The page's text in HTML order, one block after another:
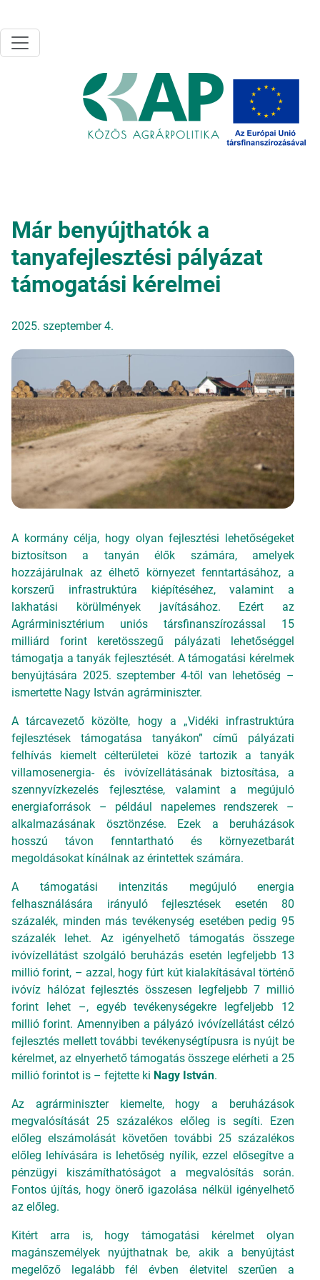
Már benyújthatók a
tanyafejlesztési pályázat
támogatási kérelmei
2025. szeptember 4.
A kormány célja, hogy olyan fejlesztési lehetőségeket
biztosítson a tanyán élők számára, amelyek
hozzájárulnak az élhető környezet fenntartásához, a
korszerű infrastruktúra kiépítéséhez, valamint a
lakhatási körülmények javításához. Ezért az
Agrárminisztérium uniós társfinanszírozással 15
milliárd forint keretösszegű pályázati lehetőséggel
támogatja a tanyák fejlesztését. A támogatási kérelmek
benyújtására 2025. szeptember 4-től van lehetőség –
ismertette Nagy István agrárminiszter.
A tárcavezető közölte, hogy a „Vidéki infrastruktúra
fejlesztések támogatása tanyákon” című pályázati
felhívás kiemelt célterületei közé tartozik a tanyák
villamosenergia- és ivóvízellátásának biztosítása, a
szennyvízkezelés fejlesztése, valamint a megújuló
energiaforrások – például napelemes rendszerek –
alkalmazásának ösztönzése. Ezek a beruházások
hosszú távon fenntartható és környezetbarát
megoldásokat kínálnak az érintettek számára.
A támogatási intenzitás megújuló energia
felhasználására irányuló fejlesztések esetén 80
százalék, minden más tevékenység esetében pedig 95
százalék lehet. Az igényelhető támogatás összege
ivóvízellátást szolgáló beruházás esetén legfeljebb 13
millió forint, – azzal, hogy fúrt kút kialakításával történő
ivóvíz hálózat fejlesztés összesen legfeljebb 7 millió
forint lehet –, egyéb tevékenységekre legfeljebb 12
millió forint. Amennyiben a pályázó ivóvízellátást célzó
fejlesztés mellett további tevékenységtípusra is nyújt be
kérelmet, az elnyerhető támogatás összege elérheti a 25
millió forintot is – fejtette ki Nagy István.
Az agrárminiszter kiemelte, hogy a beruházások
megvalósítását 25 százalékos előleg is segíti. Ezen
előleg elszámolását követően további 25 százalékos
előleg lehívására is lehetőség nyílik, ezzel elősegítve a
pénzügyi kiszámíthatóságot a megvalósítás során.
Fontos újítás, hogy önerő igazolása nélkül igényelhető
az előleg.
Kitért arra is, hogy támogatási kérelmet olyan
magánszemélyek nyújthatnak be, akik a benyújtást
megelőző legalább fél évben életvitel szerűen a